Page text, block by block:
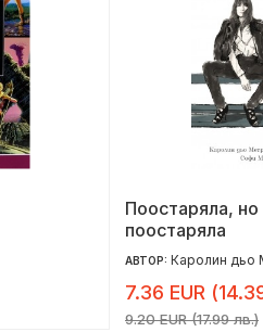
Поостаряла,
поостаряла
АВТОР: Каролин дьо
7.36 EUR
9.20 EUR (17.99 лв.)